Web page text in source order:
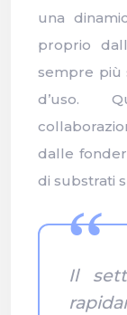
una
proprio
sempre più
d’uso.
dalle
di substrati
Il